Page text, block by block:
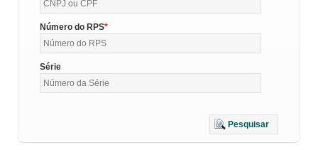
Número do RPS
Série
Pesquisar